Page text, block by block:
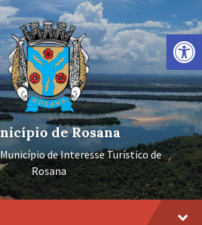
Barra de Ferramentas Aberta
de Rosana
de Interesse Turístico de
Rosana